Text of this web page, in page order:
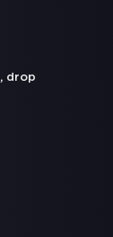
, drop